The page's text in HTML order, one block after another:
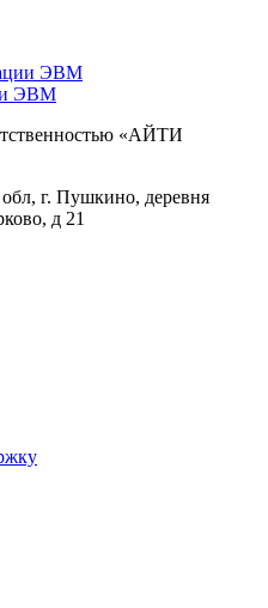
ЭВМ
ЭВМ
«АЙТИ
г. Пушкино, деревня
д 21